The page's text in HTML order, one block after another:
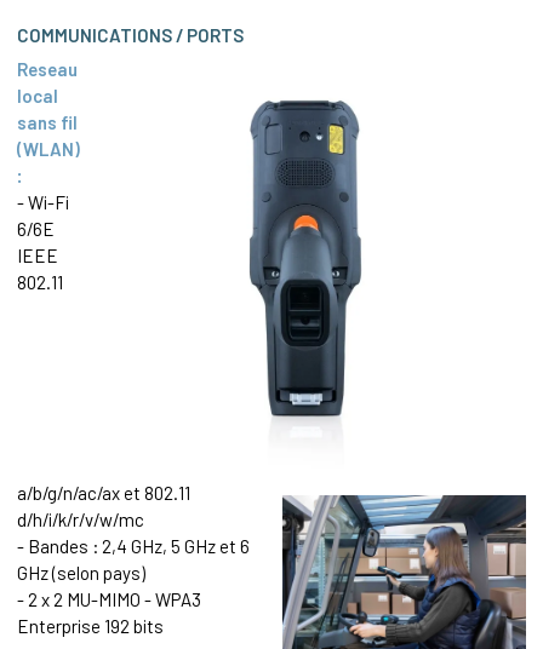
COMMUNICATIONS / PORTS
Reseau
local
sans fil
(WLAN)
:
- Wi-Fi
6/6E
IEEE
802.11
a/b/g/n/ac/ax et 802.11
d/h/i/k/r/v/w/mc
- Bandes : 2,4 GHz, 5 GHz et 6
GHz (selon pays)
- 2 x 2 MU-MIMO - WPA3
Enterprise 192 bits